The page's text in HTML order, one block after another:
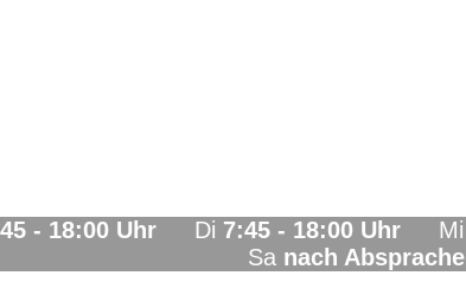
- 18:00 Uhr Di 7:45 - 18:00 Uhr Mi
nach Absprache